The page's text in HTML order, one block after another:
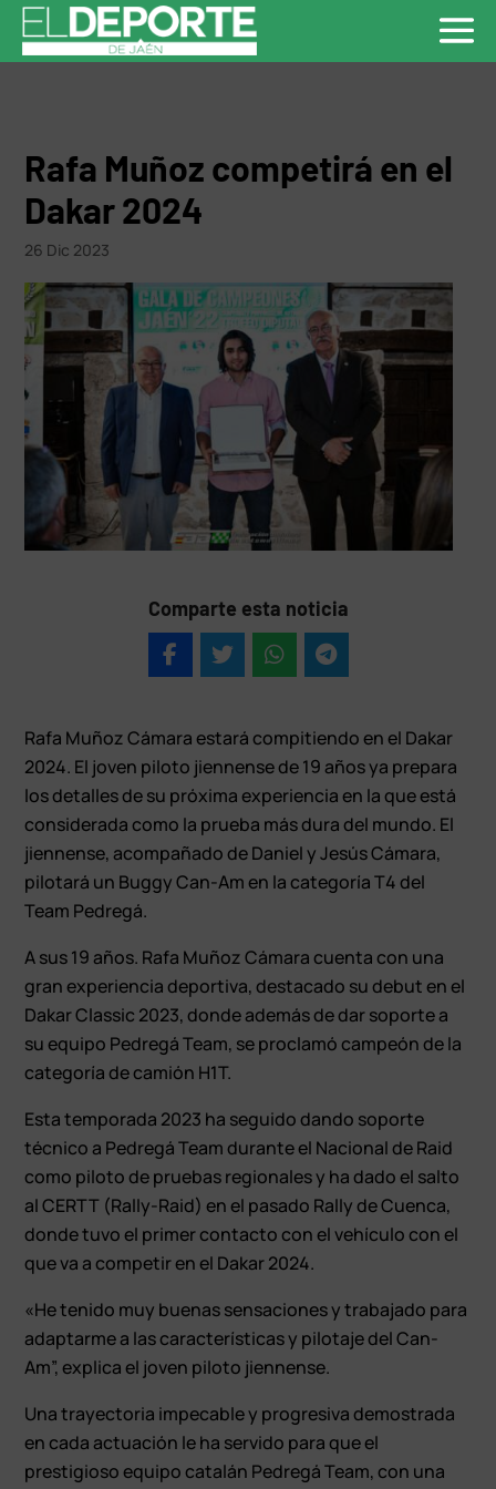
Rafa Muñoz competirá en el
Dakar 2024
26 Dic 2023
Comparte esta noticia
Rafa Muñoz Cámara estará compitiendo en el Dakar
2024. El joven piloto jiennense de 19 años ya prepara
los detalles de su próxima experiencia en la que está
considerada como la prueba más dura del mundo. El
jiennense, acompañado de Daniel y Jesús Cámara,
pilotará un Buggy Can-Am en la categoría T4 del
Team Pedregá.
A sus 19 años. Rafa Muñoz Cámara cuenta con una
gran experiencia deportiva, destacado su debut en el
Dakar Classic 2023, donde además de dar soporte a
su equipo Pedregá Team, se proclamó campeón de la
categoría de camión H1T.
Esta temporada 2023 ha seguido dando soporte
técnico a Pedregá Team durante el Nacional de Raid
como piloto de pruebas regionales y ha dado el salto
al CERTT (Rally-Raid) en el pasado Rally de Cuenca,
donde tuvo el primer contacto con el vehículo con el
que va a competir en el Dakar 2024.
«He tenido muy buenas sensaciones y trabajado para
adaptarme a las características y pilotaje del Can-
Am”, explica el joven piloto jiennense.
Una trayectoria impecable y progresiva demostrada
en cada actuación le ha servido para que el
prestigioso equipo catalán Pedregá Team, con una